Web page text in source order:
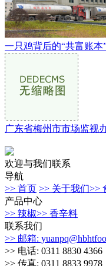
一只鸡背后的“共富账本
广东省梅州市市场监视
欢迎与我们联系
导航
>> 首页 >> 关于我们>>
产品中心
>> 辣椒>> 香辛料
联系我们
>> 邮箱:
>> 电话: 0311 8830 4366
>> 传真: 0311 8833 9978